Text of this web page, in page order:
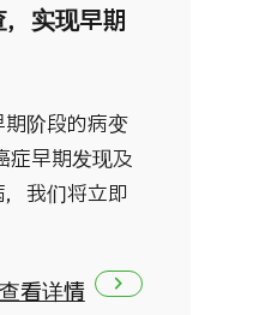
实现早期
阶段的病变
症早期发现及
我们将立即
看详情